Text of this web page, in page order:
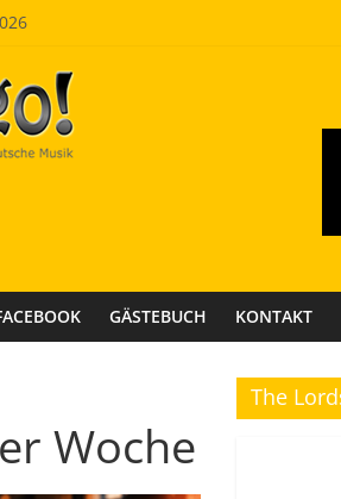
GÄSTEBUCH KONTAKT
The
Woche